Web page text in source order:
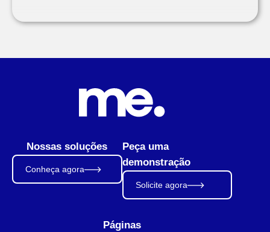
Nossas soluções
Conheça agora
Peça uma
demonstração
Solicite agora
Páginas